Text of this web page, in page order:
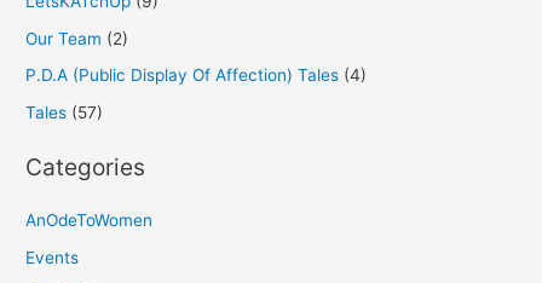
Our Team (2)
P.D.A (Public Display Of Affection) Tales (4)
Tales (57)
Categories
AnOdeToWomen
Events